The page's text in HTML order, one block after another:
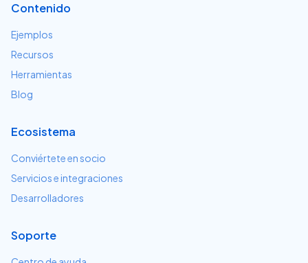
Contenido
Ejemplos
Recursos
Herramientas
Blog
Ecosistema
Conviértete en socio
Servicios e integraciones
Desarrolladores
Soporte